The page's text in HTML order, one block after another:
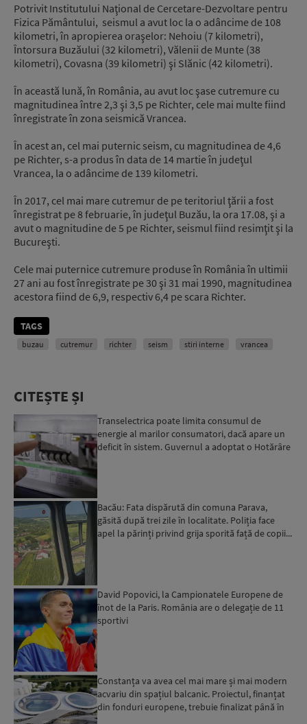
Potrivit Institutului Naţional de Cercetare-Dezvoltare pentru
Fizica Pământului, seismul a avut loc la o adâncime de 108
kilometri, în apropierea oraşelor: Nehoiu (7 kilometri),
Întorsura Buzăului (32 kilometri), Vălenii de Munte (38
kilometri), Covasna (39 kilometri) şi Slănic (42 kilometri).
În această lună, în România, au avut loc şase cutremure cu
magnitudinea între 2,3 şi 3,5 pe Richter, cele mai multe fiind
înregistrate în zona seismică Vrancea.
În acest an, cel mai puternic seism, cu magnitudinea de 4,6
pe Richter, s-a produs în data de 14 martie în judeţul
Vrancea, la o adâncime de 139 kilometri.
În 2017, cel mai mare cutremur de pe teritoriul ţării a fost
înregistrat pe 8 februarie, în judeţul Buzău, la ora 17.08, şi a
avut o magnitudine de 5 pe Richter, seismul fiind resimţit şi la
Bucureşti.
Cele mai puternice cutremure produse în România în ultimii
27 ani au fost înregistrate pe 30 şi 31 mai 1990, magnitudinea
acestora fiind de 6,9, respectiv 6,4 pe scara Richter.
TAGS
buzau cutremur richter seism stiri interne vrancea
CITEȘTE ȘI
Transelectrica poate limita consumul de
energie al marilor consumatori, dacă apare un
deficit în sistem. Guvernul a adoptat o Hotărâre
Bacău: Fata dispărută din comuna Parava,
găsită după trei zile în localitate. Poliția face
apel la părinți privind grija sporită față de copii...
David Popovici, la Campionatele Europene de
înot de la Paris. România are o delegație de 11
sportivi
Constanța va avea cel mai mare și mai modern
acvariu din spațiul balcanic. Proiectul, finanțat
din fonduri europene, trebuie finalizat până în